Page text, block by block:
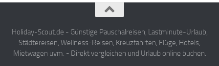
Holiday-Scout.de - Günstige Pauschalreisen, Lastminute-Urlaub,
Städtereisen, Wellness-Reisen, Kreuzfahrten, Flüge, Hotels,
Mietwagen uvm. - Direkt vergleichen und Urlaub online buchen.